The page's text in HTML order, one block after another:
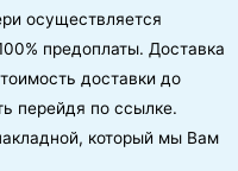
осуществляется
предоплаты. Доставка
доставки до
перейдя по ссылке.
который мы Вам